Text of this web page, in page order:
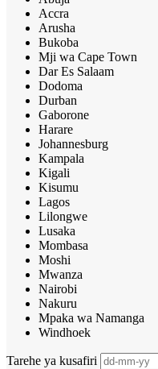
Accra
Arusha
Bukoba
Mji wa Cape Town
Dar Es Salaam
Dodoma
Durban
Gaborone
Harare
Johannesburg
Kampala
Kigali
Kisumu
Lagos
Lilongwe
Lusaka
Mombasa
Moshi
Mwanza
Nairobi
Nakuru
Mpaka wa Namanga
Windhoek
Tarehe ya kusafiri